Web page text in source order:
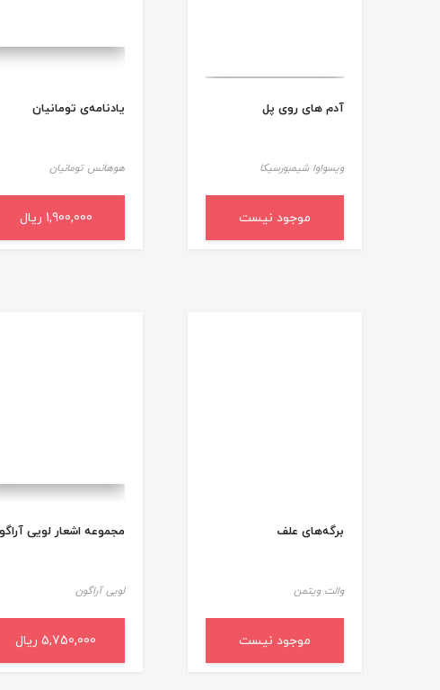
آدم های روی پل
ویسواوا شیمبورسیکا
موجود نیست
یادنامه‌ی تومانیان
هوهانس تومانیان
1,900,000 ریال
افزودن به سبد خرید
برگه‌های علف
والت ویتمن
موجود نیست
مجموعه اشعار لویی
لویی آراگون
5,750,000 ریال
افزودن به سبد خرید